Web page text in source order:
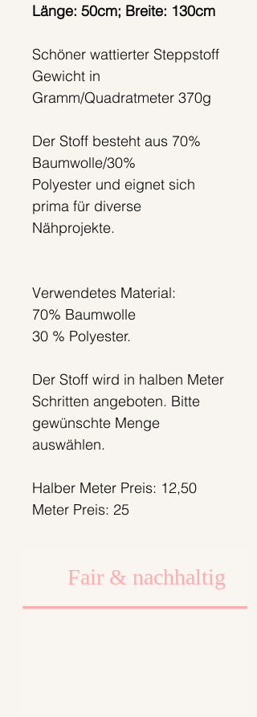
Länge: 50cm; Breite: 130cm
Schöner wattierter Steppstoff
Gewicht in
Gramm/Quadratmeter 370g
Der Stoff besteht aus 70%
Baumwolle/30%
Polyester und eignet sich
prima für diverse
Nähprojekte.
Verwendetes Material:
70% Baumwolle
30 % Polyester.
Der Stoff wird in halben Meter
Schritten angeboten. Bitte
gewünschte Menge
auswählen.
Halber Meter Preis: 12,50
Meter Preis: 25
Fair & nachhaltig